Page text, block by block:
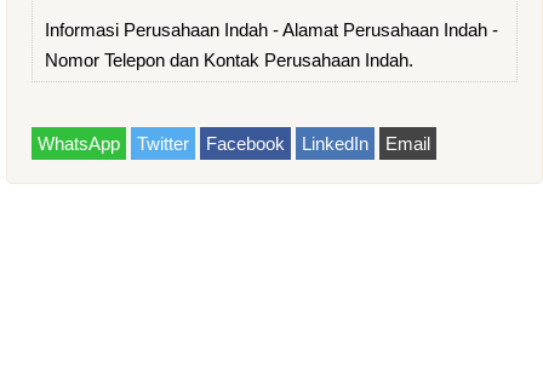
Informasi Perusahaan Indah - Alamat Perusahaan Indah -
Nomor Telepon dan Kontak Perusahaan Indah.
WhatsApp Twitter Facebook LinkedIn Email